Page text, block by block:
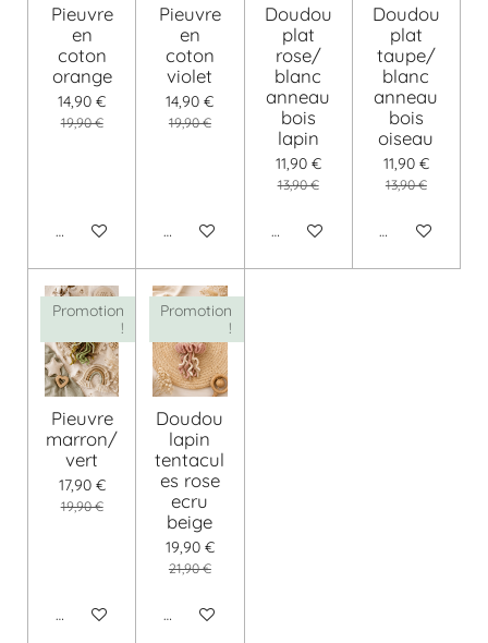
Pieuvre
en
coton
orange
14,90 €
19,90 €
Ajouter au panier
Pieuvre
en
coton
violet
14,90 €
19,90 €
Ajouter au panier
Doudou
plat
rose/
blanc
anneau
bois
lapin
11,90 €
13,90 €
Voir les détails
Doudou
plat
taupe/
blanc
anneau
bois
oiseau
11,90 €
13,90 €
Voir les détails
Promotion
!
Pieuvre
marron/
vert
17,90 €
19,90 €
Ajouter au panier
Promotion
!
Doudou
lapin
tentacul
es rose
ecru
beige
19,90 €
21,90 €
Ajouter au panier